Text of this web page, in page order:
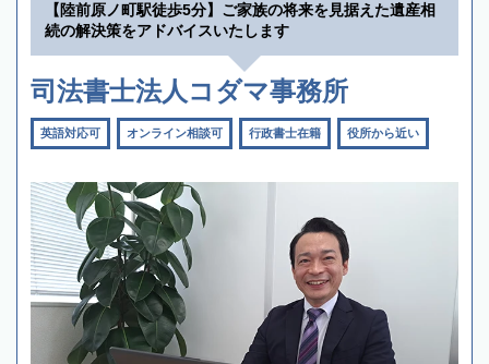
【陸前原ノ町駅徒歩5分】ご家族の将来を見据えた遺産相
続の解決策をアドバイスいたします
司法書士法人コダマ事務所
英語対応可 オンライン相談可 行政書士在籍 役所から近い